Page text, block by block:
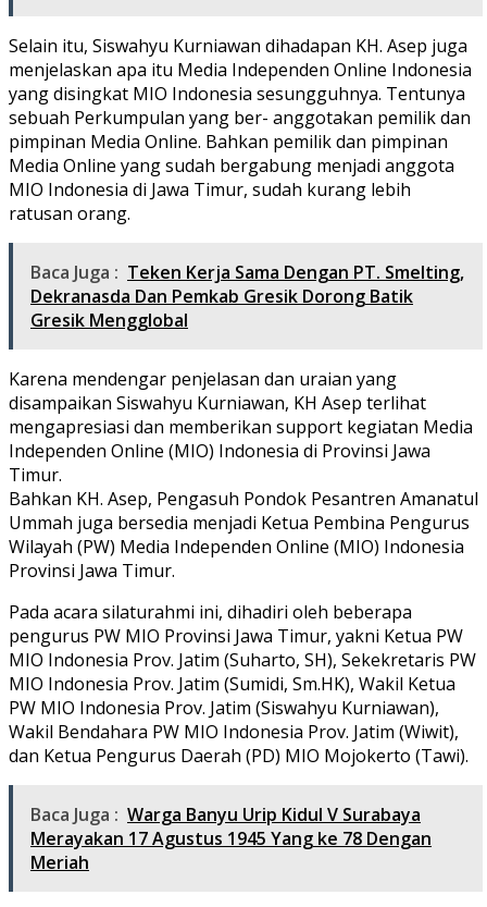
Selain itu, Siswahyu Kurniawan dihadapan KH. Asep juga
menjelaskan apa itu Media Independen Online Indonesia
yang disingkat MIO Indonesia sesungguhnya. Tentunya
sebuah Perkumpulan yang ber- anggotakan pemilik dan
pimpinan Media Online. Bahkan pemilik dan pimpinan
Media Online yang sudah bergabung menjadi anggota
MIO Indonesia di Jawa Timur, sudah kurang lebih
ratusan orang.
Baca Juga : Teken Kerja Sama Dengan PT. Smelting,
Dekranasda Dan Pemkab Gresik Dorong Batik
Gresik Mengglobal
Karena mendengar penjelasan dan uraian yang
disampaikan Siswahyu Kurniawan, KH Asep terlihat
mengapresiasi dan memberikan support kegiatan Media
Independen Online (MIO) Indonesia di Provinsi Jawa
Timur.
Bahkan KH. Asep, Pengasuh Pondok Pesantren Amanatul
Ummah juga bersedia menjadi Ketua Pembina Pengurus
Wilayah (PW) Media Independen Online (MIO) Indonesia
Provinsi Jawa Timur.
Pada acara silaturahmi ini, dihadiri oleh beberapa
pengurus PW MIO Provinsi Jawa Timur, yakni Ketua PW
MIO Indonesia Prov. Jatim (Suharto, SH), Sekekretaris PW
MIO Indonesia Prov. Jatim (Sumidi, Sm.HK), Wakil Ketua
PW MIO Indonesia Prov. Jatim (Siswahyu Kurniawan),
Wakil Bendahara PW MIO Indonesia Prov. Jatim (Wiwit),
dan Ketua Pengurus Daerah (PD) MIO Mojokerto (Tawi).
Baca Juga : Warga Banyu Urip Kidul V Surabaya
Merayakan 17 Agustus 1945 Yang ke 78 Dengan
Meriah